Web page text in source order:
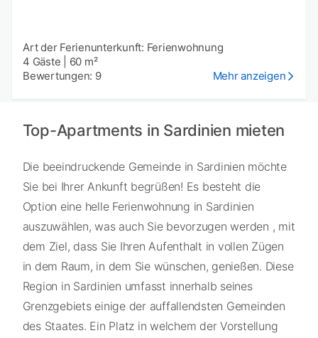
Art der Ferienunterkunft: Ferienwohnung
4 Gäste
60 m²
Bewertungen: 9
Mehr anzeigen
Top-Apartments in Sardinien mieten
Die beeindruckende Gemeinde in Sardinien möchte
Sie bei Ihrer Ankunft begrüßen! Es besteht die
Option eine helle Ferienwohnung in Sardinien
auszuwählen, was auch Sie bevorzugen werden , mit
dem Ziel, dass Sie Ihren Aufenthalt in vollen Zügen
in dem Raum, in dem Sie wünschen, genießen. Diese
Region in Sardinien umfasst innerhalb seines
Grenzgebiets einige der auffallendsten Gemeinden
des Staates. Ein Platz in welchem der Vorstellung